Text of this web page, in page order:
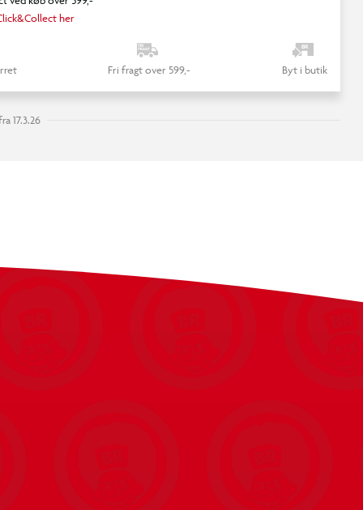
her
Fri fragt over 599,- Byt i butik
17.3.26